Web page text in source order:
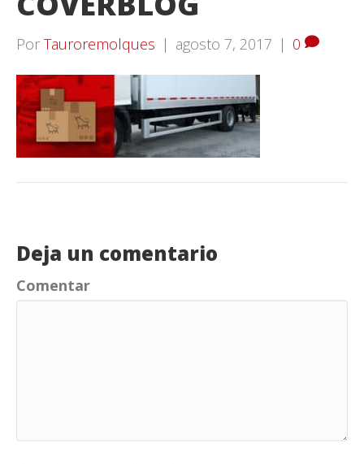
Por Tauroremolques | agosto 7, 2017 | 0
Deja un comentario
Comentar